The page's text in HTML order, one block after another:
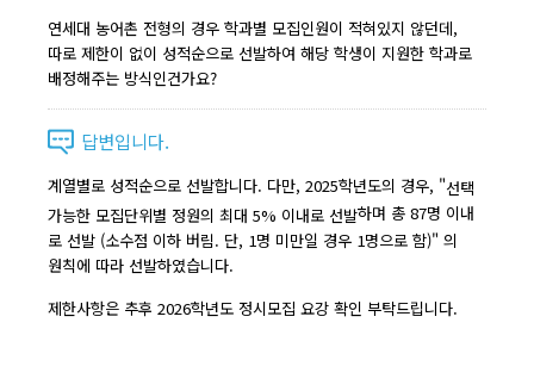
연세대 농어촌 전형의 경우 학과별 모집인원이 적혀있지 않던데,
따로 제한이 없이 성적순으로 선발하여 해당 학생이 지원한 학과로
배정해주는 방식인건가요?
답변입니다.
계열별로 성적순으로 선발합니다. 다만, 2025학년도의 경우, "선택
가능한 모집단위별 정원의 최대 5% 이내로 선발하며 총 87명 이내
로 선발 (소수점 이하 버림. 단, 1명 미만일 경우 1명으로 함)" 의
원칙에 따라 선발하였습니다.
제한사항은 추후 2026학년도 정시모집 요강 확인 부탁드립니다.